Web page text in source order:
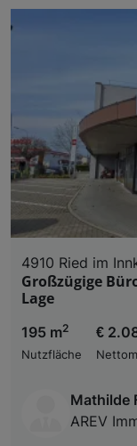
4910 Ried im
Großzügige
Lage
195 m2
Nutzfläche
€
Mathilde
AREV